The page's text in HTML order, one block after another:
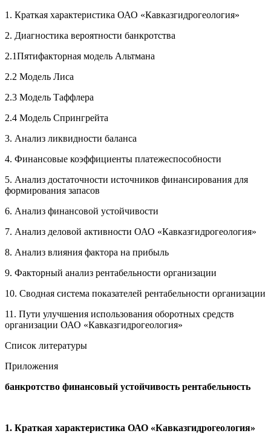
1. Краткая характеристика ОАО «Кавказгидрогеология»
2. Диагностика вероятности банкротства
2.1Пятифакторная модель Альтмана
2.2 Модель Лиса
2.3 Модель Таффлера
2.4 Модель Спрингрейта
3. Анализ ликвидности баланса
4. Финансовые коэффициенты платежеспособности
5. Анализ достаточности источников финансирования для
формирования запасов
6. Анализ финансовой устойчивости
7. Анализ деловой активности ОАО «Кавказгидрогеология»
8. Анализ влияния фактора на прибыль
9. Факторный анализ рентабельности организации
10. Сводная система показателей рентабельности организации
11. Пути улучшения использования оборотных средств
организации ОАО «Кавказгидрогеология»
Список литературы
Приложения
банкротство финансовый устойчивость рентабельность
1. Краткая характеристика ОАО «Кавказгидрогеология»